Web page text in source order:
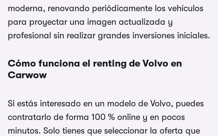
moderna, renovando periódicamente los vehículos
para proyectar una imagen actualizada y
profesional sin realizar grandes inversiones iniciales.
Cómo funciona el renting de Volvo en
Carwow
Si estás interesado en un modelo de Volvo, puedes
contratarlo de forma 100 % online y en pocos
minutos. Solo tienes que seleccionar la oferta que